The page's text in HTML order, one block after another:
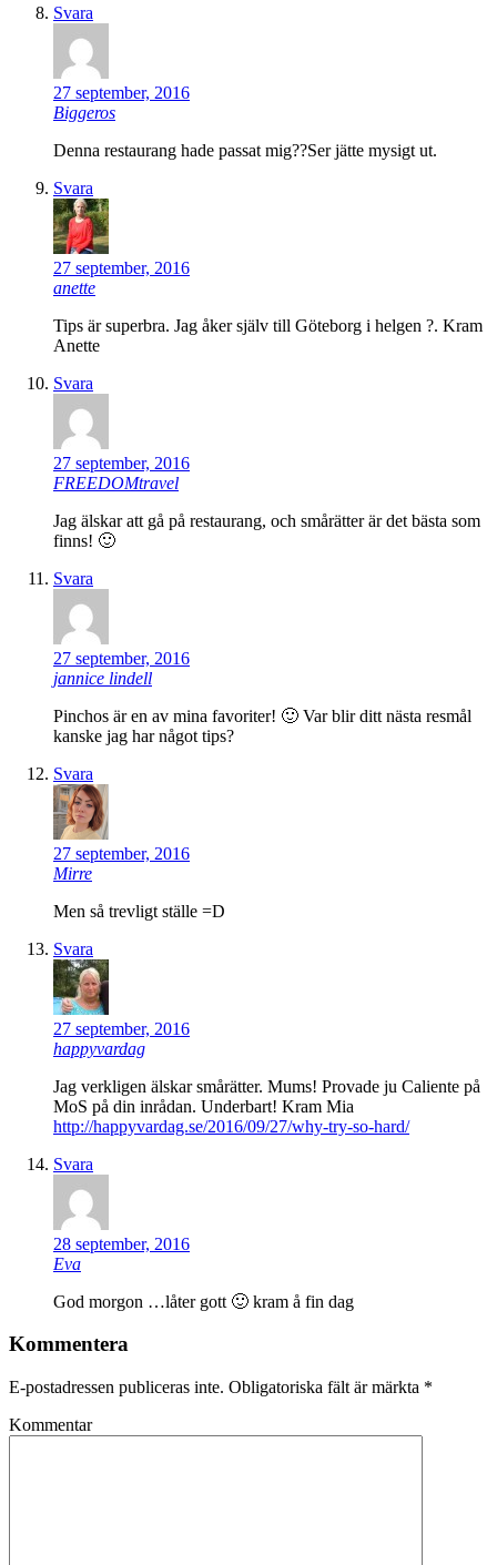
Svara
27 september, 2016
Biggeros
Denna restaurang hade passat mig??Ser jätte mysigt ut.
Svara
27 september, 2016
anette
Tips är superbra. Jag åker själv till Göteborg i helgen ?. Kram
Anette
Svara
27 september, 2016
FREEDOMtravel
Jag älskar att gå på restaurang, och smårätter är det bästa som
finns! 🙂
Svara
27 september, 2016
jannice lindell
Pinchos är en av mina favoriter! 🙂 Var blir ditt nästa resmål
kanske jag har något tips?
Svara
27 september, 2016
Mirre
Men så trevligt ställe =D
Svara
27 september, 2016
happyvardag
Jag verkligen älskar smårätter. Mums! Provade ju Caliente på
MoS på din inrådan. Underbart! Kram Mia
http://happyvardag.se/2016/09/27/why-try-so-hard/
Svara
28 september, 2016
Eva
God morgon …låter gott 🙂 kram å fin dag
Kommentera
E-postadressen publiceras inte. Obligatoriska fält är märkta *
Kommentar